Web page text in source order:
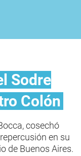
Sodre
Colón
cosechó
en su
de Buenos Aires.